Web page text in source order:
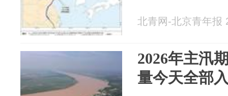
北青网-北京青年报
2026年主汛
量今天全部